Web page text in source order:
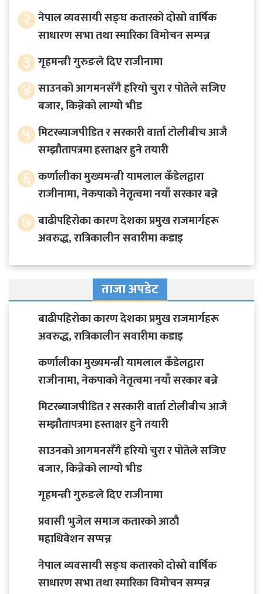
२ नेपाल व्यवसायी सङ्घ कतारको दोस्रो वार्षिक
साधारण सभा तथा स्मारिका विमोचन सम्पन्न
३ गृहमन्त्री गुरुङले दिए राजीनामा
४ साउनको आगमनसँगै हरियो चुरा र पोतेले सजिए
बजार, किन्नेको लाग्यो भीड
५ मिटरब्याजपीडित र सरकारी वार्ता टोलीबीच आजै
सम्झौतापत्रमा हस्ताक्षर हुने तयारी
६ कर्णालीका मुख्यमन्त्री यामलाल कँडेलद्वारा
राजीनामा, नेकपाको नेतृत्वमा नयाँ सरकार बन्ने
७ बाढीपहिरोका कारण देशका प्रमुख राजमार्गहरू
अवरुद्ध, रात्रिकालीन सवारीमा कडाइ
ताजा अपडेट
बाढीपहिरोका कारण देशका प्रमुख राजमार्गहरू
अवरुद्ध, रात्रिकालीन सवारीमा कडाइ
कर्णालीका मुख्यमन्त्री यामलाल कँडेलद्वारा
राजीनामा, नेकपाको नेतृत्वमा नयाँ सरकार बन्ने
मिटरब्याजपीडित र सरकारी वार्ता टोलीबीच आजै
सम्झौतापत्रमा हस्ताक्षर हुने तयारी
साउनको आगमनसँगै हरियो चुरा र पोतेले सजिए
बजार, किन्नेको लाग्यो भीड
गृहमन्त्री गुरुङले दिए राजीनामा
प्रवासी भुजेल समाज कतारको आठाै
महाधिवेशन सप्पन्न
नेपाल व्यवसायी सङ्घ कतारको दोस्रो वार्षिक
साधारण सभा तथा स्मारिका विमोचन सम्पन्न